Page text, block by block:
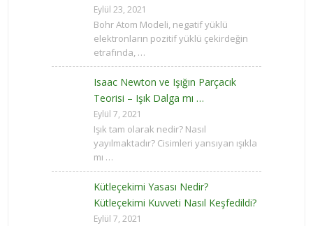
Eylül 23, 2021
Bohr Atom Modeli, negatif yüklü
elektronların pozitif yüklü çekirdeğin
etrafında, …
Isaac Newton ve Işığın Parçacık
Teorisi – Işık Dalga mı …
Eylül 7, 2021
Işık tam olarak nedir? Nasıl
yayılmaktadır? Cisimleri yansıyan ışıkla
mı …
Kütleçekimi Yasası Nedir?
Kütleçekimi Kuvveti Nasıl Keşfedildi?
Eylül 7, 2021